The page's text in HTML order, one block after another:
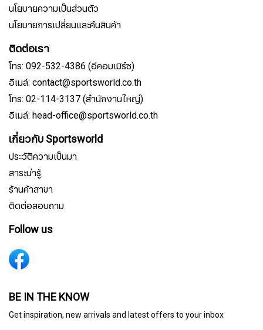
นโยบายความเป็นส่วนตัว
นโยบายการเปลี่ยนและคืนสินค้า
ติดต่อเรา
โทร: 092-532-4386 (อีคอมเมิร์ซ)
อีเมล์: contact@sportsworld.co.th
โทร: 02-114-3137 (สำนักงานใหญ่)
อีเมล์: head-office@sportsworld.co.th
เกี่ยวกับ Sportsworld
ประวัติความเป็นมา
สาระน่ารู้
ร้านค้าสาขา
ติดต่อสอบถาม
Follow us
BE IN THE KNOW
Get inspiration, new arrivals and latest offers to your inbox
สมัครรับจดหมายข่าว